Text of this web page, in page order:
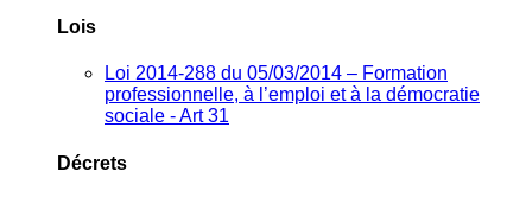
Lois
Loi 2014-288 du 05/03/2014 – Formation
professionnelle, à l’emploi et à la démocratie
sociale - Art 31
Décrets